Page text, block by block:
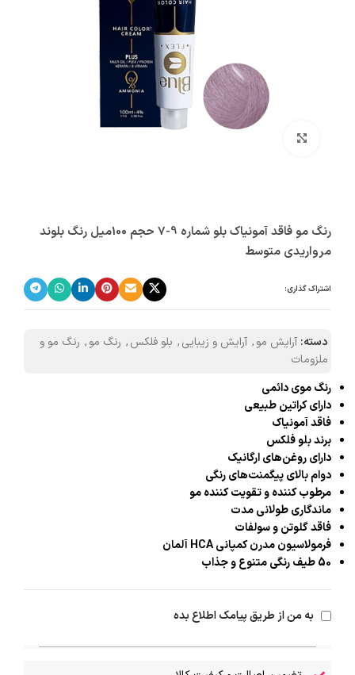
رنگ مو فاقد آمونیاک بلو شماره 9-7 حجم 100میل رنگ بلوند
مرواریدی متوسط
اشتراک گذاری:
دسته: آرایش مو, آرایش و زیبایی, بلو فلکس, رنگ مو, رنگ مو و
ملزومات
رنگ موی دائمی
دارای کراتین طبیعی
فاقد آمونیاک
برند بلو فلکس
دارای روغن‌های ارگانیک
دوام بالای پیگمنت‌های رنگی
مرطوب کننده و تقویت کننده مو
ماندگاری طولانی مدت
فاقد گلوتن و سولفات
فرمولاسیون مدرن کمپانی HCA آلمان
50 طیف رنگی متنوع و جذاب
به من از طریق پیامک اطلاع بده